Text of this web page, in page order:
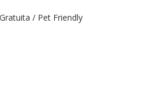
/ Pet Friendly